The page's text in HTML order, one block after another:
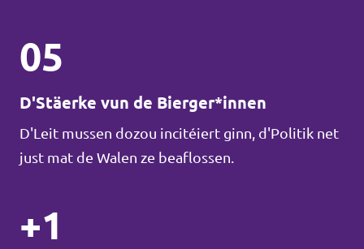
05
D'Stäerke vun de Bierger*innen
D'Leit mussen dozou incitéiert ginn, d'Politik net
just mat de Walen ze beaflossen.
+1